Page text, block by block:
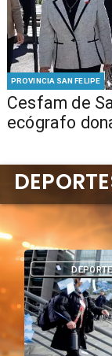
PROVINCIA SAN FELIPE
Cesfam de
ecógrafo